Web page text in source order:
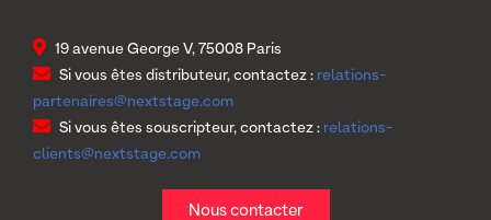
19 avenue George V, 75008 Paris
Si vous êtes distributeur, contactez : relations-
partenaires@nextstage.com
Si vous êtes souscripteur, contactez : relations-
clients@nextstage.com
Nous contacter